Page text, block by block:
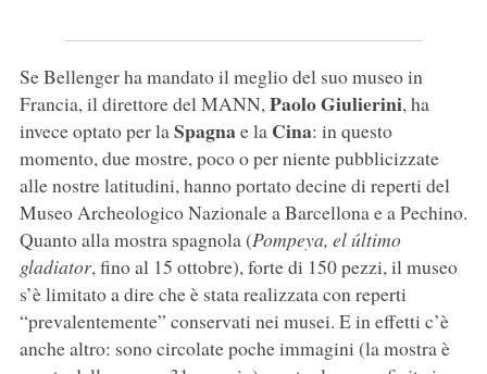
Se Bellenger ha mandato il meglio del suo museo in
Francia, il direttore del MANN,Paolo Giulierini, ha
invece optato per laSpagnae la Cina: in questo
momento, due mostre, poco o per niente pubblicizzate
alle nostre latitudini, hanno portato decine di reperti del
Museo Archeologico Nazionale a Barcellona e a Pechino.
Quanto alla mostra spagnola (Pompeya, el último
gladiator, fino al 15 ottobre), forte di 150 pezzi, il museo
s’è limitato a dire che è stata realizzata con reperti
“prevalentemente” conservati nei musei. E in effetti c’è
anche altro: sono circolate poche immagini (la mostra è